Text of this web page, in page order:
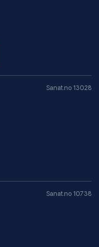
Sanat.no 13028
Sanat.no 10738